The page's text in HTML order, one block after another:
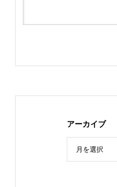
フジテレビ『めざ
アーカイブ
月を選択